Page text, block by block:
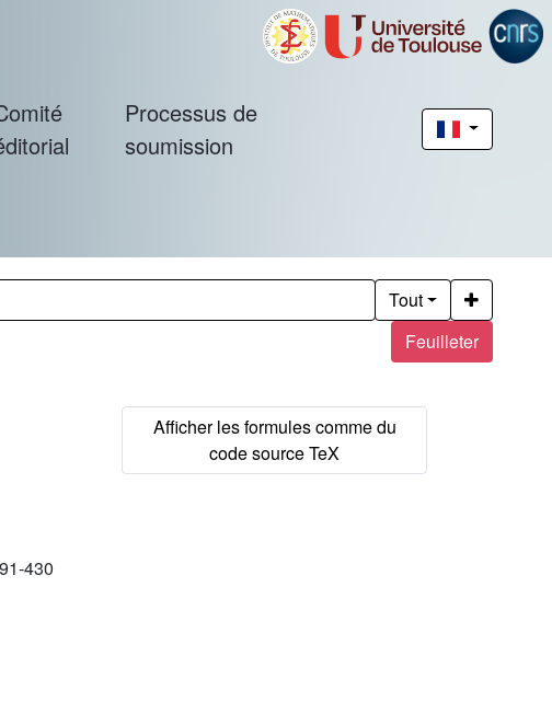
Processus de
soumission
Feuilleter
Tout
430